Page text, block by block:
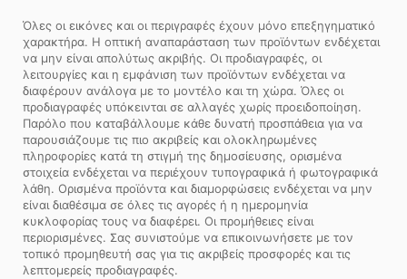
Όλες οι εικόνες και οι περιγραφές έχουν μόνο επεξηγηματικό
χαρακτήρα. Η οπτική αναπαράσταση των προϊόντων ενδέχεται
να μην είναι απολύτως ακριβής. Οι προδιαγραφές, οι
λειτουργίες και η εμφάνιση των προϊόντων ενδέχεται να
διαφέρουν ανάλογα με το μοντέλο και τη χώρα. Όλες οι
προδιαγραφές υπόκεινται σε αλλαγές χωρίς προειδοποίηση.
Παρόλο που καταβάλλουμε κάθε δυνατή προσπάθεια για να
παρουσιάζουμε τις πιο ακριβείς και ολοκληρωμένες
πληροφορίες κατά τη στιγμή της δημοσίευσης, ορισμένα
στοιχεία ενδέχεται να περιέχουν τυπογραφικά ή φωτογραφικά
λάθη. Ορισμένα προϊόντα και διαμορφώσεις ενδέχεται να μην
είναι διαθέσιμα σε όλες τις αγορές ή η ημερομηνία
κυκλοφορίας τους να διαφέρει. Οι προμήθειες είναι
περιορισμένες. Σας συνιστούμε να επικοινωνήσετε με τον
τοπικό προμηθευτή σας για τις ακριβείς προσφορές και τις
λεπτομερείς προδιαγραφές.